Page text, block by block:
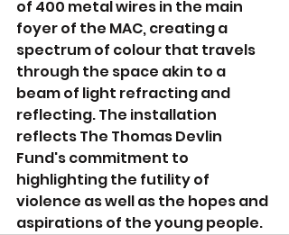
of 400 metal wires in the main
foyer of the MAC, creating a
spectrum of colour that travels
through the space akin to a
beam of light refracting and
reflecting. The installation
reflects The Thomas Devlin
Fund's commitment to
highlighting the futility of
violence as well as the hopes and
aspirations of the young people.